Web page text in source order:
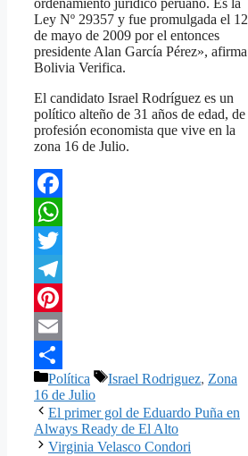
ordenamiento jurídico peruano. Es la
Ley Nº 29357 y fue promulgada el 12
de mayo de 2009 por el entonces
presidente Alan García Pérez», afirma
Bolivia Verifica.
El candidato Israel Rodríguez es un
político alteño de 31 años de edad, de
profesión economista que vive en la
zona 16 de Julio.
Facebook
WhatsApp
Twitter
Telegram
Pinterest
Email
Compartir
Categorías
Política Etiquetas
Israel Rodriguez, Zona
16 de Julio
El primer gol de Eduardo Puña en
Always Ready de El Alto
Virginia Velasco Condori